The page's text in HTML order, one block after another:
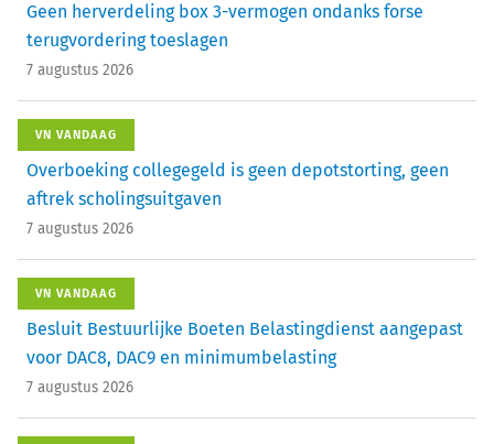
Geen herverdeling box 3-vermogen ondanks forse
terugvordering toeslagen
7 augustus 2026
VN VANDAAG
Overboeking collegegeld is geen depotstorting, geen
aftrek scholingsuitgaven
7 augustus 2026
VN VANDAAG
Besluit Bestuurlijke Boeten Belastingdienst aangepast
voor DAC8, DAC9 en minimumbelasting
7 augustus 2026